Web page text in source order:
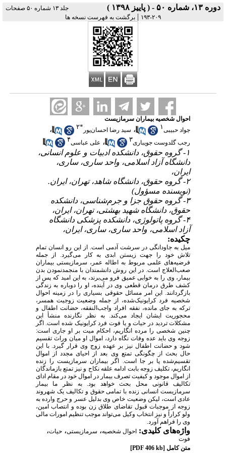
دوره ۱۳، شماره ۵۰ - ( پاییز ۱۳۹۸ )
جلد ۱۳ شماره ۵۰ صفحات
۲۰۹-۱۹۳
| برگشت به فهرست نسخه ها
احوال شخصیه بیماران سرمازیست
جواد حبیبی۱ ، سید رضا احسان‌پور *۲ ،
رجب گلدوست جویباری۳ ، علی عباسی۴
۱- گروه حقوق، دانشکده ادبیات و علوم انسانی،
دانشگاه آزاد اسلامی، واحد ساری، ساری،
ایران،
۲- گروه حقوق، دانشگاه شاهد، تهران، ایران.
(نویسنده مسؤول)
۳- گروه حقوق جزا و جرم‌شناسی، دانشکده
حقوق، دانشگاه شهید بهشتی، تهران، ایران،
۴- گروه پاتولوژی، دانشکده پزشکی دانشگاه
آزاد اسلامی، واحد ساری، ساری، ایران،
چکیده:
میل به جاودانگی در سرشت آدمی است. از این رو انسان تمام
تلاش خود را جهت زیستن ابدی به کار می‌گیرد. از جمله
فرضیه‌های علمی مربوط به اطاله عمر، سرمازیستی بیماران
صعب‌العلاج است. در این روش دانشمندان با منجمدنمودن بدن
بیمار، وی را به خوابی عمیق فرو می‌برند، به این امید که پس از
کشف طرق درمان قطعی وی در آینده، او را دوباره به زندگی
بازگردانند. این امر مسائل حقوقی بسیاری را در زمینه احوال
شخصیه فرد کرایونیک‌شده، از جمله وضعیت زوجیت همسر،
ترکه به جای مانده، نفقه افراد واجب‌النفقه، حضانت اطفال و
محجوریت ایشان ایجاد می‌کند. به نظر نگارنده منشأ این
مشکلات تردید در حیات و یا فوت فرد کرایونیک شده است. اگر
چنین شخصی را مرده انگاریم، احکام میت بر او جاری است:
زوجه وی باید عده وفات نگاه دارد، اموال او میان وراث تقسیم
شود و حضانت اطفال نیز بر عهده زوج وی قرار گیرد. با این
حال بحث از چگونگی تمتع وی بعد از احیای مجدد از اموال
تقسیم‌شده پا بر جا است. اگر بیماران سرمازیست را زنده
انگاریم، تکلیف زوجه بابت ادامه علقه نکاح و نیز تمتع بازماندگان
از اموال موجود و کیفیت تصرف بیمار در اموال خود در مقام ادای
تکالیف قانونی محل بحث خواهد بود. به نظر ما بیمار
سرمازیست انسانی زنده با تمامی حقوق و تکالیف یک شهروند
عادی است، لیکن وضعیت خاص وی بدلیل عسر و حرج وارده به
زوجه از موجبات قبول تقاضای طلاق زن بوده و انتصاب امین،
ولو کراراً و نیز انتخاب وکیل می‌تواند موجب تنظیم امورات مالی
وی را فراهم آورد.
واژه‌های کلیدی: احوال شخصیه، سرمازیستی، حیات،
فوت
متن کامل[PDF 406 kb]